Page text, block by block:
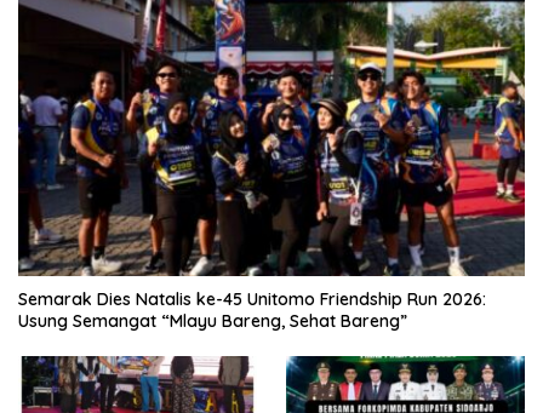
Semarak Dies Natalis ke-45 Unitomo Friendship Run 2026:
Usung Semangat “Mlayu Bareng, Sehat Bareng”